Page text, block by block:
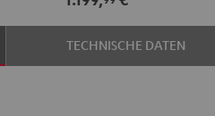
Schwarz
Weiß
TECHNISCHE DATEN